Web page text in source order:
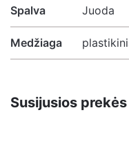
Spalva Juoda
Medžiaga
Atsiliepimų nėra.
Būkite pirmasis
“Rinkinys
El. pašto adresas nebus
Susijusios prekės